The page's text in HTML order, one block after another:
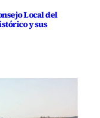
Local del
y sus